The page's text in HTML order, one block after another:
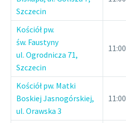
Szczecin
Kościół pw.
św. Faustyny
ul. Ogrodnicza 71,
Szczecin
11:00
Kościół pw. Matki
Boskiej Jasnogórskiej,
ul. Orawska 3
11:00